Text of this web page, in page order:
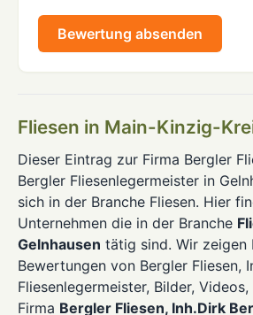
Bewertung absenden
Fliesen in Main-Kinzig-
Dieser Eintrag zur Firma Bergler
Bergler Fliesenlegermeister in
sich in der Branche Fliesen. Hier
Unternehmen die in der Branche
Gelnhausen tätig sind. Wir zeigen
Bewertungen von Bergler Fliesen,
Fliesenlegermeister, Bilder,
Firma Bergler Fliesen, Inh.Dirk